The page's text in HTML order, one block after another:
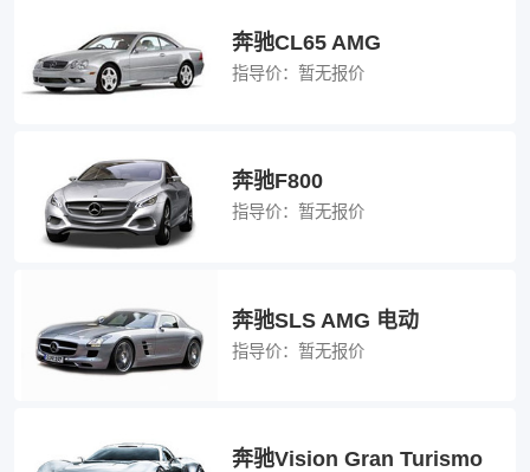
奔驰CL65 AMG
指导价： 暂无报价
奔驰F800
指导价： 暂无报价
奔驰SLS AMG 电动
指导价： 暂无报价
奔驰Vision Gran Turismo